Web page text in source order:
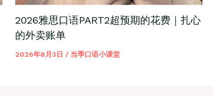
2026雅思口语PART2超预期的花费｜扎心
的外卖账单
2026年8月3日 / 当季口语小课堂